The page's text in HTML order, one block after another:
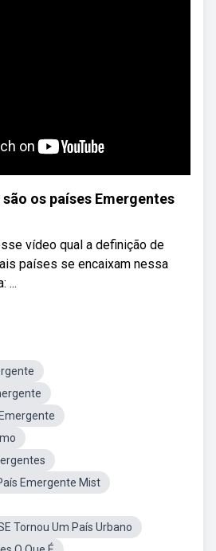
são os países Emergentes
vídeo qual a definição de
países se encaixam nessa
...
Emergente Mist
Tornou Um País Urbano